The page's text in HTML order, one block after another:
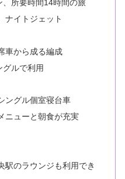
所要時間14時間の旅
ナイトジェット
車から成る編成
グルで利用
ングル個室寝台車
ニューと朝食が充実
駅のラウンジも利用でき